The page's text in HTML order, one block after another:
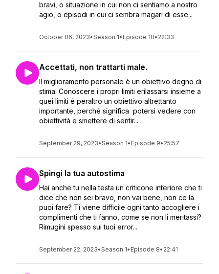
bravi, o situazione in cui non ci sentiamo a nostro
agio, o episodi in cui ci sembra magari di esse...
October 06, 2023•Season 1• Episode 10• 22:33
Accettati, non trattarti male.
Il miglioramento personale è un obiettivo degno di
stima. Conoscere i propri limiti erilassarsi insieme a
quei limiti è peraltro un obiettivo altrettanto
importante, perchè significa potersi vedere con
obiettività e smettere di sentir...
September 29, 2023•Season 1• Episode 9• 25:57
Spingi la tua autostima
Hai anche tu nella testa un criticone interiore che ti
dice che non sei bravo, non vai bene, non ce la
puoi fare? Ti viene difficile ogni tanto accogliere i
complimenti che ti fanno, come se non li meritassi?
Rimugini spesso sui tuoi error...
September 22, 2023•Season 1• Episode 8• 22:41